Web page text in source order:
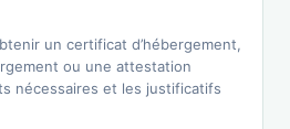
un certificat d’hébergement,
ou une attestation
nécessaires et les justificatifs